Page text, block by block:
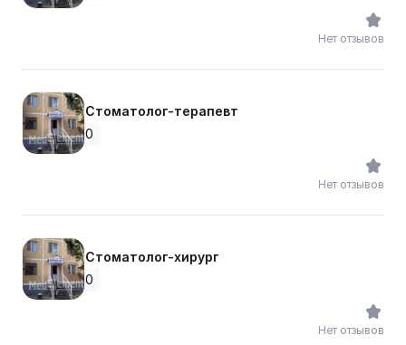
Нет отзывов
Стоматолог-терапевт
0
Нет отзывов
Стоматолог-хирург
0
Нет отзывов